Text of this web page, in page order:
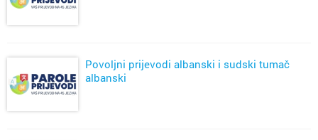
Povoljni prijevodi albanski i sudski tumač
albanski